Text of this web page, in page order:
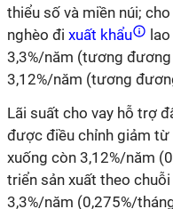
thiểu số và miền núi;
nghèo đi xuất khẩu
3,3%/năm (tương
3,12%/năm (tương
Lãi suất cho vay hỗ trợ
được điều chỉnh giảm
xuống còn 3,12%/năm
triển sản xuất theo
3,3%/năm (0,275%/